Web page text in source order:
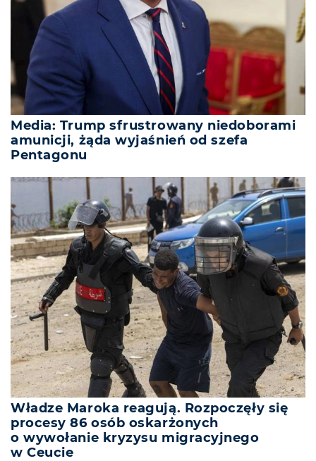
Media: Trump sfrustrowany niedoborami
amunicji, żąda wyjaśnień od szefa
Pentagonu
Władze Maroka reagują. Rozpoczęły się
procesy 86 osób oskarżonych
o wywołanie kryzysu migracyjnego
w Ceucie